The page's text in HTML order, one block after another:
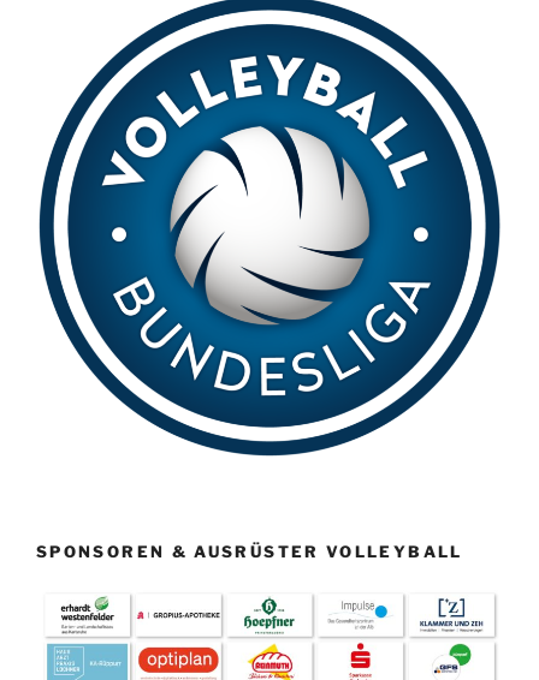
SPONSOREN & AUSRÜSTER VOLLEYBALL